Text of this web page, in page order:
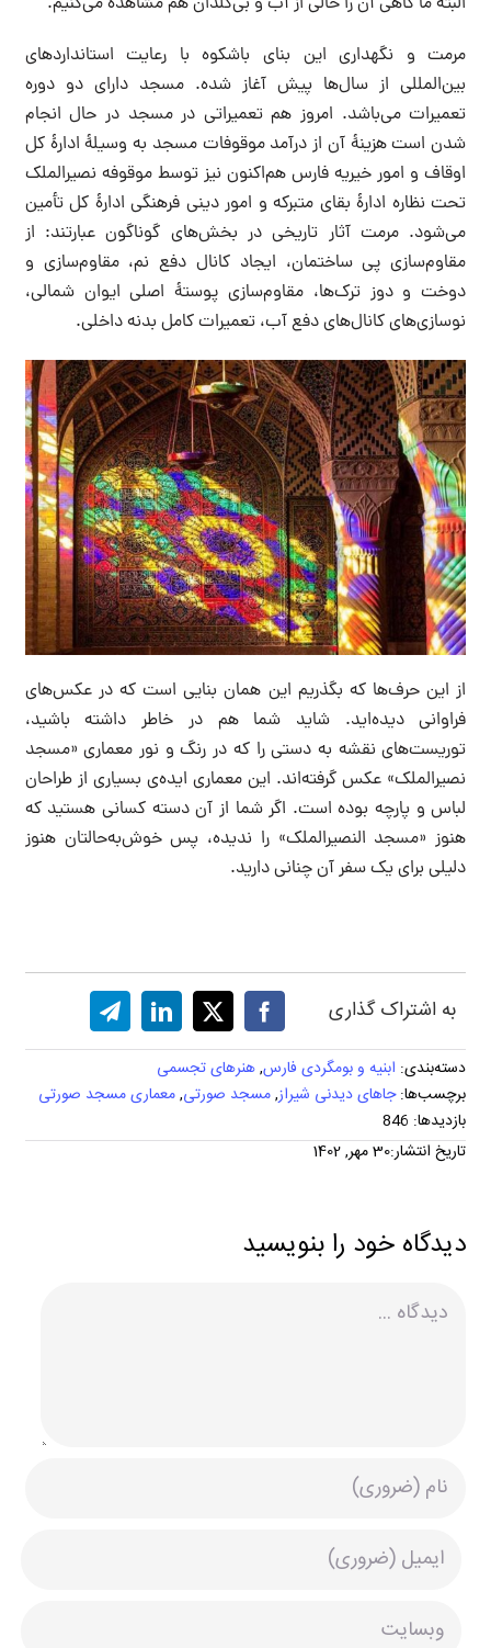
مرمت و نگهداری این بنای باشکوه با رعایت استانداردهای
بین‌المللی از سال‌ها پیش آغاز شده. مسجد دارای دو دوره
تعمیرات می‌باشد. امروز هم تعمیراتی در مسجد در حال انجام
شدن است هزینهٔ آن از درآمد موقوفات مسجد به وسیلهٔ ادارهٔ کل
اوقاف و امور خیریه فارس هم‌اکنون نیز توسط موقوفه نصیرالملک
تحت نظاره ادارهٔ بقای متبرکه و امور دینی فرهنگی ادارهٔ کل تأمین
می‌شود. مرمت آثار تاریخی در بخش‌های گوناگون عبارتند: از
مقاوم‌سازی پی ساختمان، ایجاد کانال دفع نم، مقاوم‌سازی و
دوخت و دوز ترک‌ها، مقاوم‌سازی پوستهٔ اصلی ایوان شمالی،
نوسازی‌های کانال‌های دفع آب، تعمیرات کامل بدنه داخلی.
از این حرف‌ها که بگذریم این همان بنایی است که در عکس‌های
فراوانی دیده‌اید. شاید شما هم در خاطر داشته باشید،
توریست‌های نقشه به دستی را که در رنگ و نور معماری «مسجد
نصیرالملک» عکس گرفته‌اند. این معماری ایده‌ی بسیاری از طراحان
لباس و پارچه بوده است‌. اگر شما از آن دسته کسانی هستید که
هنوز «مسجد النصیرالملک» را ندیده، پس خوش‌به‌حالتان هنوز
دلیلی برای یک سفر آن چنانی دارید.
به اشتراک گذاری
دسته‌بندی: ابنیه و بومگردی فارس,هنرهای تجسمی
برچسب‌ها:جاهای دیدنی شیراز,مسجد صورتی,معماری مسجد صورتی
بازدیدها: 846
تاریخ انتشار:30 مهر, 1402
دیدگاه خود را بنویسید